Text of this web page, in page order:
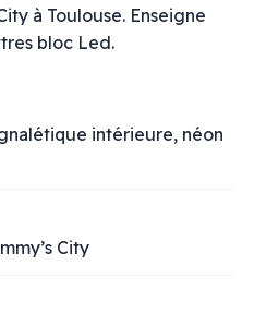
à Toulouse. Enseigne
bloc Led.
intérieure, néon
City